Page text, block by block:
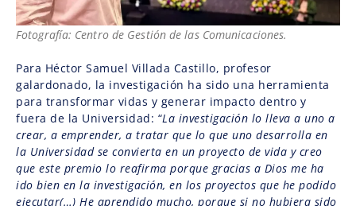
Fotografía: Centro de Gestión de las Comunicaciones.
Para Héctor Samuel Villada Castillo, profesor
galardonado, la investigación ha sido una herramienta
para transformar vidas y generar impacto dentro y
fuera de la Universidad: “La investigación lo lleva a uno a
crear, a emprender, a tratar que lo que uno desarrolla en
la Universidad se convierta en un proyecto de vida y creo
que este premio lo reafirma porque gracias a Dios me ha
ido bien en la investigación, en los proyectos que he podido
ejecutar(…) He aprendido mucho, porque si no hubiera sido